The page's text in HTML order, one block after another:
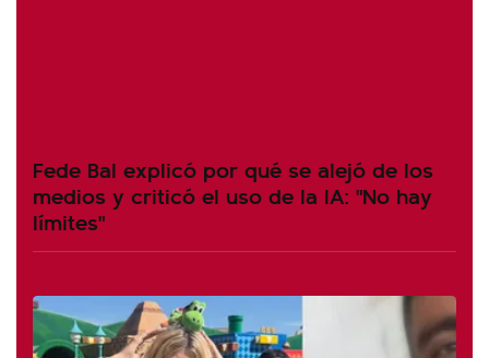
Fede Bal explicó por qué se alejó de los
medios y criticó el uso de la IA: "No hay
límites"